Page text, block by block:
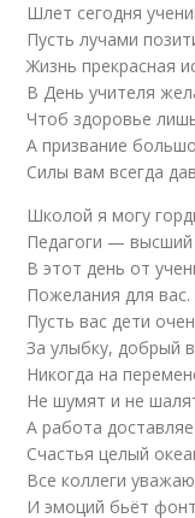
Шлет сегодня
Пусть лучами
Жизнь прекрасная
В День учителя
Чтоб здоровье
А призвание
Силы вам всегда
Школой я могу
Педагоги — высший
В этот день от
Пожелания для вас.
Пусть вас дети
За улыбку, добрый
Никогда на
Не шумят и не
А работа
Счастья целый
Все коллеги
И эмоций бьёт